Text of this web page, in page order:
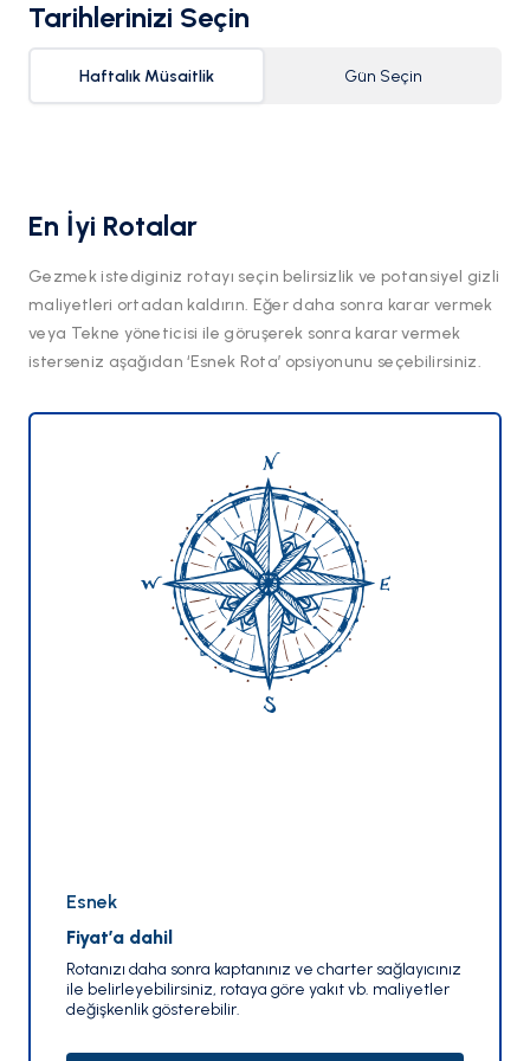
Tarihlerinizi Seçin
Haftalık Müsaitlik Gün Seçin
En İyi Rotalar
Gezmek istediginiz rotayı seçin belirsizlik ve potansiyel gizli
maliyetleri ortadan kaldırın. Eğer daha sonra karar vermek
veya Tekne yöneticisi ile göruşerek sonra karar vermek
isterseniz aşağıdan ‘Esnek Rota’ opsiyonunu seçebilirsiniz.
Esnek
Fiyat’a dahil
Rotanızı daha sonra kaptanınız ve charter sağlayıcınız
ile belirleyebilirsiniz, rotaya göre yakıt vb. maliyetler
değişkenlik gösterebilir.